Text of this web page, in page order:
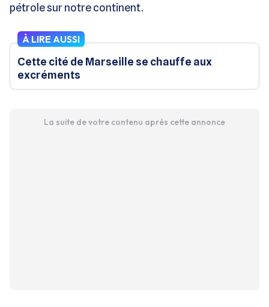
pétrole sur notre continent.
À LIRE AUSSI
Cette cité de Marseille se chauffe aux
excréments
La suite de votre contenu après cette annonce